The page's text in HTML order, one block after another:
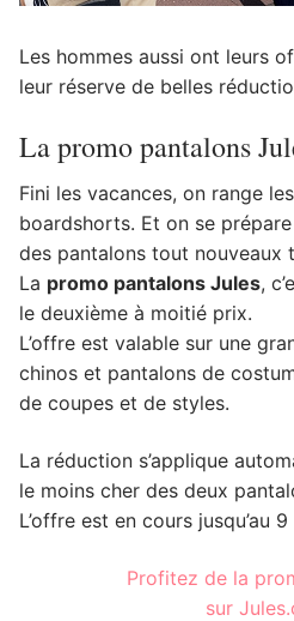
Les hommes aussi ont leurs
leur réserve de belles
La promo pantalons
Fini les vacances, on range
boardshorts. Et on se
des pantalons tout nouveaux
La promo pantalons Jules,
le deuxième à moitié prix.
L’offre est valable sur une
chinos et pantalons de
de coupes et de styles.
La réduction s’applique
le moins cher des deux
L’offre est en cours jusqu’au
Profitez de la
sur